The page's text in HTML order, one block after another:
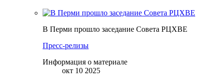
В Перми прошло заседание Совета РЦХВЕ
Пресс-релизы
Информация о материале
окт 10 2025